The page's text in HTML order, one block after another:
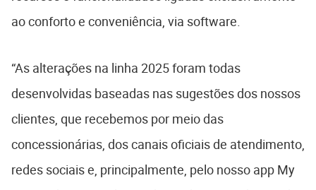
ao conforto e conveniência, via software.
“As alterações na linha 2025 foram todas
desenvolvidas baseadas nas sugestões dos nossos
clientes, que recebemos por meio das
concessionárias, dos canais oficiais de atendimento,
redes sociais e, principalmente, pelo nosso app My